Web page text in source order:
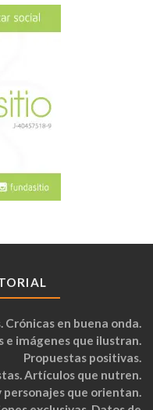
en buena onda.
e imágenes que ilustran.
Propuestas positivas.
Artículos que nutren.
personajes que orientan.